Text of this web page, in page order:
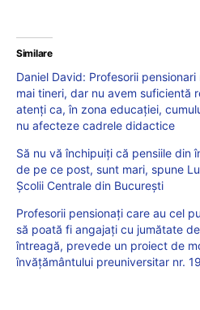
Similare
Daniel David: Profesorii
mai tineri, dar nu avem suficientă
atenți ca, în zona educației,
nu afecteze cadrele didactice
Să nu vă închipuiți că pensiile din
de pe ce post, sunt mari, spune
Școlii Centrale din București
Profesorii pensionați care au cel
să poată fi angajați cu jumătate
întreagă, prevede un proiect de
învățământului preuniversitar nr.